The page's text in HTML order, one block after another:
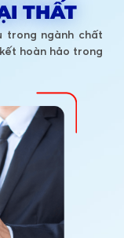
THẤT
trong ngành chất
hoàn hảo trong